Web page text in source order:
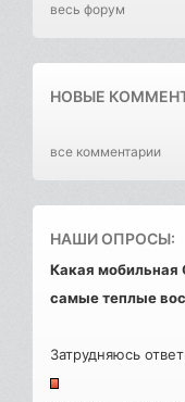
весь форум
НОВЫЕ
все комментарии
НАШИ ОПРОСЫ:
Какая мобильная
самые теплые
Затрудняюсь